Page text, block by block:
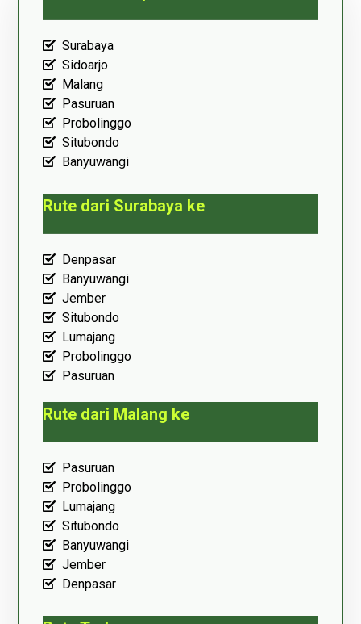
Surabaya
Sidoarjo
Malang
Pasuruan
Probolinggo
Situbondo
Banyuwangi
Rute dari Surabaya ke
Denpasar
Banyuwangi
Jember
Situbondo
Lumajang
Probolinggo
Pasuruan
Rute dari Malang ke
Pasuruan
Probolinggo
Lumajang
Situbondo
Banyuwangi
Jember
Denpasar